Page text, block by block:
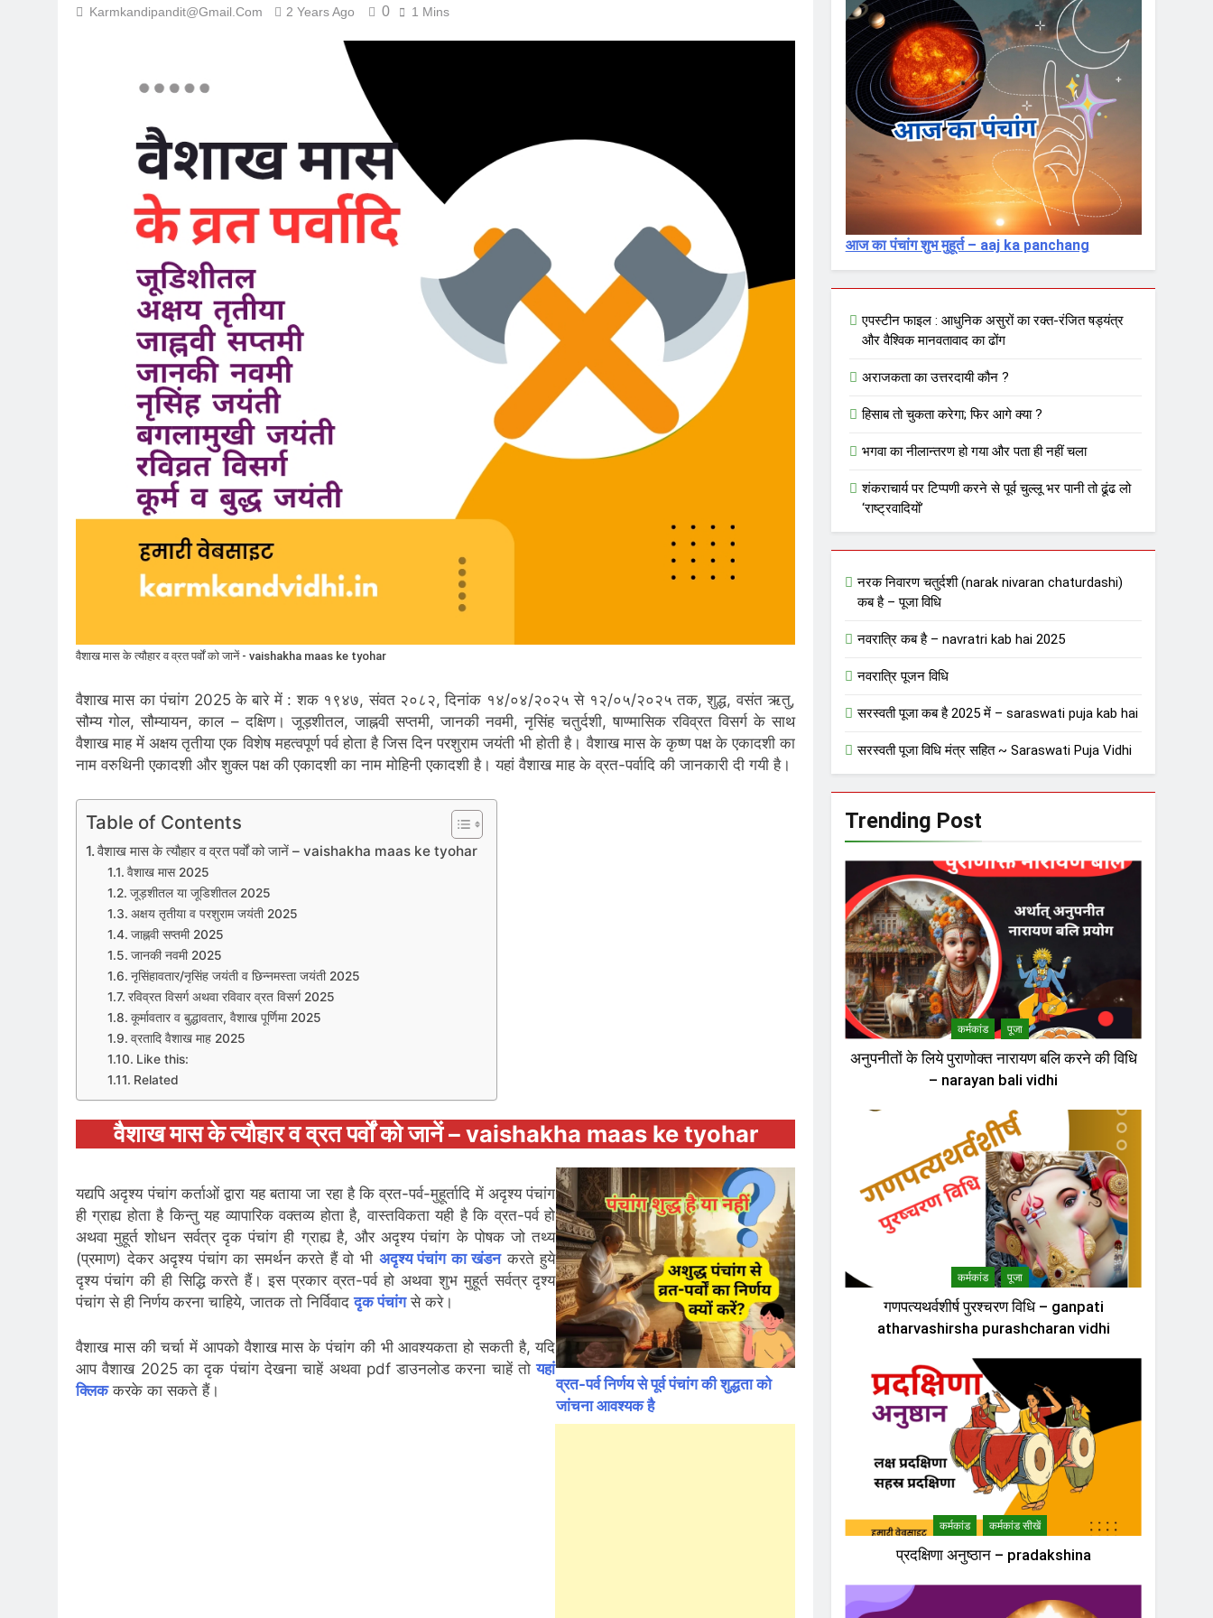
7 Months Ago
Karmkandipandit@gmail.com 2 Years Ago 0 1 Mins
वैशाख मास के त्यौहार व व्रत पर्वों को जानें - vaishakha maas ke tyohar
वैशाख मास का पंचांग 2025 के बारे में : शक १९४७, संवत २०८२, दिनांक १४/०४/२०२५ से १२/०५/२०२५ तक, शुद्ध, वसंत ऋतु,
सौम्य गोल, सौम्यायन, काल – दक्षिण। जूड़शीतल, जाह्नवी सप्तमी, जानकी नवमी, नृसिंह चतुर्दशी, षाण्मासिक रविव्रत विसर्ग के साथ
वैशाख माह में अक्षय तृतीया एक विशेष महत्वपूर्ण पर्व होता है जिस दिन परशुराम जयंती भी होती है। वैशाख मास के कृष्ण पक्ष के एकादशी का
नाम वरुथिनी एकादशी और शुक्ल पक्ष की एकादशी का नाम मोहिनी एकादशी है। यहां वैशाख माह के व्रत-पर्वादि की जानकारी दी गयी है।
Table of Contents
वैशाख मास के त्यौहार व व्रत पर्वों को जानें – vaishakha maas ke tyohar
वैशाख मास 2025
जूड़शीतल या जूडिशीतल 2025
अक्षय तृतीया व परशुराम जयंती 2025
जाह्नवी सप्तमी 2025
जानकी नवमी 2025
नृसिंहावतार/नृसिंह जयंती व छिन्नमस्ता जयंती 2025
रविव्रत विसर्ग अथवा रविवार व्रत विसर्ग 2025
कूर्मावतार व बुद्धावतार, वैशाख पूर्णिमा 2025
व्रतादि वैशाख माह 2025
Like this:
Related
वैशाख मास के त्यौहार व व्रत पर्वों को जानें – vaishakha maas ke tyohar
यद्यपि अदृश्य पंचांग कर्ताओं द्वारा यह बताया जा रहा है कि व्रत-पर्व-मुहूर्तादि में अदृश्य पंचांग
ही ग्राह्य होता है किन्तु यह व्यापारिक वक्तव्य होता है, वास्तविकता यही है कि व्रत-पर्व हो
अथवा मुहूर्त शोधन सर्वत्र दृक पंचांग ही ग्राह्य है, और अदृश्य पंचांग के पोषक जो तथ्य
(प्रमाण) देकर अदृश्य पंचांग का समर्थन करते हैं वो भी अदृश्य पंचांग का खंडनकरते हुये
दृश्य पंचांग की ही सिद्धि करते हैं। इस प्रकार व्रत-पर्व हो अथवा शुभ मुहूर्त सर्वत्र दृश्य
पंचांग से ही निर्णय करना चाहिये, जातक तो निर्विवाददृक पंचांगसे करे।
वैशाख मास की चर्चा में आपको वैशाख मास के पंचांग की भी आवश्यकता हो सकती है, यदि
आप वैशाख 2025 का दृक पंचांग देखना चाहें अथवा pdf डाउनलोड करना चाहें तोयहां
क्लिककरके का सकते हैं।
व्रत-पर्व निर्णय से पूर्व पंचांग की शुद्धता को
जांचना आवश्यक है
आज का पंचांग शुभ मुहूर्त – aaj ka panchang
एपस्टीन फाइल : आधुनिक असुरों का रक्त-रंजित षड्यंत्र
और वैश्विक मानवतावाद का ढोंग
अराजकता का उत्तरदायी कौन ?
हिसाब तो चुकता करेगा; फिर आगे क्या ?
भगवा का नीलान्तरण हो गया और पता ही नहीं चला
शंकराचार्य पर टिप्पणी करने से पूर्व चुल्लू भर पानी तो ढूंढ लो
‘राष्ट्रवादियों’
नरक निवारण चतुर्दशी (narak nivaran chaturdashi)
कब है – पूजा विधि
नवरात्रि कब है – navratri kab hai 2025
नवरात्रि पूजन विधि
सरस्वती पूजा कब है 2025 में – saraswati puja kab hai
सरस्वती पूजा विधि मंत्र सहित ~ Saraswati Puja Vidhi
Trending Post
कर्मकांड पूजा
अनुपनीतों के लिये पुराणोक्त नारायण बलि करने की विधि
– narayan bali vidhi
कर्मकांड पूजा
गणपत्यथर्वशीर्ष पुरश्चरण विधि – ganpati
atharvashirsha purashcharan vidhi
कर्मकांड कर्मकांड सीखें
प्रदक्षिणा अनुष्ठान – pradakshina